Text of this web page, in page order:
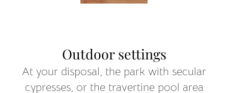
Outdoor settings
At your disposal, the park with secular
cypresses, or the travertine pool area